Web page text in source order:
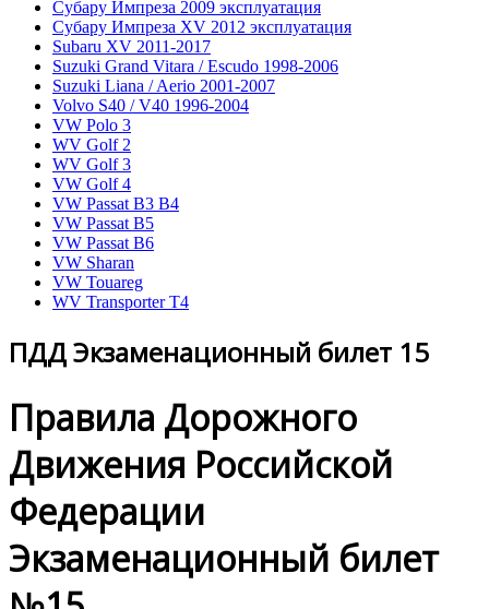
Субару Импреза 2009 эксплуатация
Субару Импреза XV 2012 эксплуатация
Subaru XV 2011-2017
Suzuki Grand Vitara / Escudo 1998-2006
Suzuki Liana / Aerio 2001-2007
Volvo S40 / V40 1996-2004
VW Polo 3
WV Golf 2
WV Golf 3
VW Golf 4
VW Passat B3 B4
VW Passat B5
VW Passat B6
VW Sharan
VW Touareg
WV Transporter T4
ПДД Экзаменационный билет 15
Правила Дорожного
Движения Российской
Федерации
Экзаменационный билет